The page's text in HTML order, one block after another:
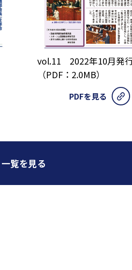
vol.11 2022年10月発
（PDF：2.0MB）
PDFを見る
一覧を見る